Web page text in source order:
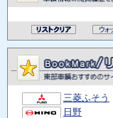
三菱ふそう
日野